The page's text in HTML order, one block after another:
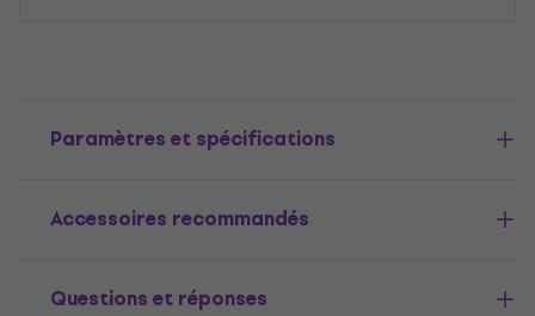
Paramètres et spécifications
Accessoires recommandés
Questions et réponses